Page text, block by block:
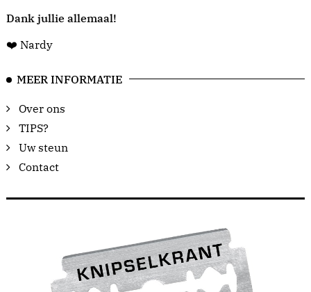
Dank jullie allemaal!
❤️ Nardy
MEER INFORMATIE
Over ons
TIPS?
Uw steun
Contact